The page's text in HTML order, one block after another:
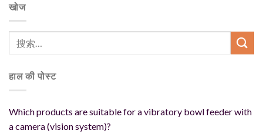
खोज
हाल की पोस्ट
Which products are suitable for a vibratory bowl feeder with
a camera (vision system)?